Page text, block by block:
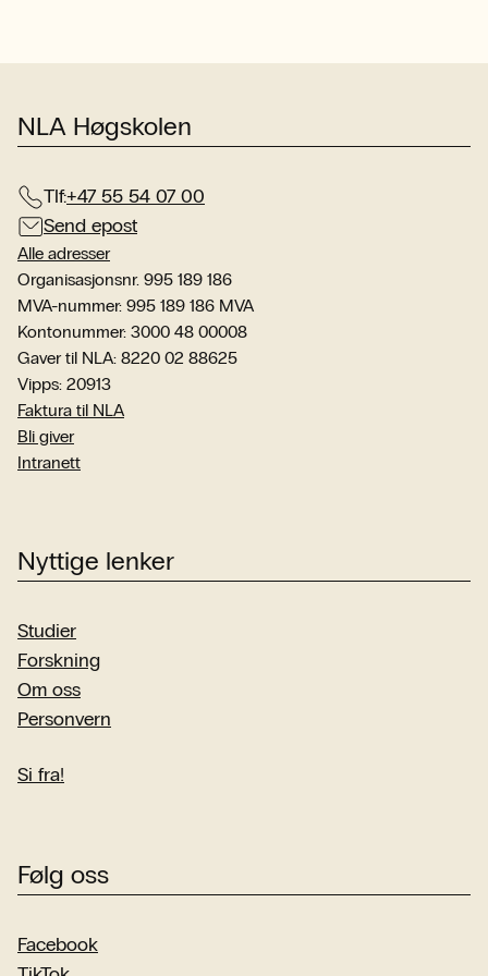
NLA Høgskolen
Tlf:+47 55 54 07 00
Send epost
Alle adresser
Organisasjonsnr. 995 189 186
MVA-nummer: 995 189 186 MVA
Kontonummer: 3000 48 00008
Gaver til NLA: 8220 02 88625
Vipps: 20913
Faktura til NLA
Bli giver
Intranett
Nyttige lenker
Studier
Forskning
Om oss
Personvern
Si fra!
Følg oss
Facebook